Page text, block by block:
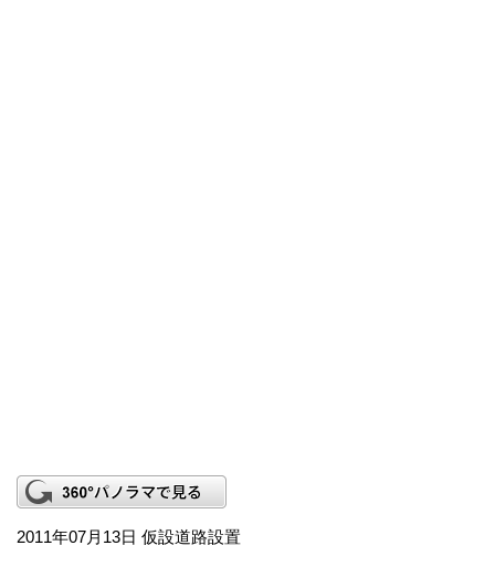
2011年07月13日 仮設道路設置